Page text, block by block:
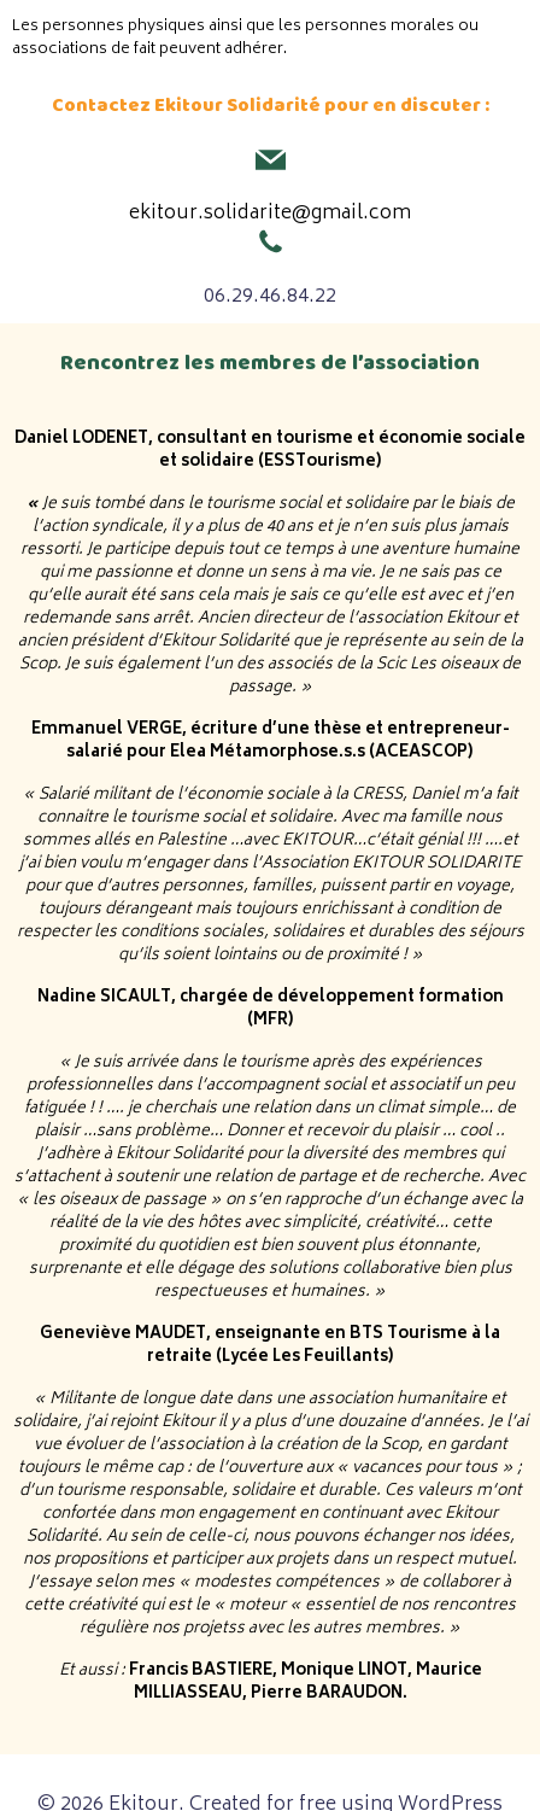
Les personnes physiques ainsi que les personnes morales ou
associations de fait peuvent adhérer.
Contactez Ekitour Solidarité pour en discuter :
ekitour.solidarite@gmail.com
06.29.46.84.22
Rencontrez les membres de l’association
Daniel LODENET, consultant en tourisme et économie sociale
et solidaire (ESSTourisme)
«Je suis tombé dans le tourisme social et solidaire par le biais de
l’action syndicale, il y a plus de 40 ans et je n’en suis plus jamais
ressorti. Je participe depuis tout ce temps à une aventure humaine
qui me passionne et donne un sens à ma vie. Je ne sais pas ce
qu’elle aurait été sans cela mais je sais ce qu’elle est avec et j’en
redemande sans arrêt. Ancien directeur de l’association Ekitour et
ancien président d’Ekitour Solidarité que je représente au sein de la
Scop. Je suis également l’un des associés de la Scic Les oiseaux de
passage. »
Emmanuel VERGE, écriture d’une thèse et entrepreneur-
salarié pour Elea Métamorphose.s.s (ACEASCOP)
« Salarié militant de l’économie sociale à la CRESS, Daniel m’a fait
connaitre le tourisme social et solidaire. Avec ma famille nous
sommes allés en Palestine …avec EKITOUR…c’était génial !!! ….et
j’ai bien voulu m’engager dans l’Association EKITOUR SOLIDARITE
pour que d’autres personnes, familles, puissent partir en voyage,
toujours dérangeant mais toujours enrichissant à condition de
respecter les conditions sociales, solidaires et durables des séjours
qu’ils soient lointains ou de proximité ! »
Nadine SICAULT, chargée de développement formation
(MFR)
« Je suis arrivée dans le tourisme après des expériences
professionnelles dans l’accompagnent social et associatif un peu
fatiguée ! ! …. je cherchais une relation dans un climat simple… de
plaisir …sans problème… Donner et recevoir du plaisir … cool ..
J’adhère à Ekitour Solidarité pour la diversité des membres qui
s’attachent à soutenir une relation de partage et de recherche. Avec
« les oiseaux de passage » on s’en rapproche d’un échange avec la
réalité de la vie des hôtes avec simplicité, créativité… cette
proximité du quotidien est bien souvent plus étonnante,
surprenante et elle dégage des solutions collaborative bien plus
respectueuses et humaines. »
Geneviève MAUDET, enseignante en BTS Tourisme à la
retraite (Lycée Les Feuillants)
« Militante de longue date dans une association humanitaire et
solidaire, j’ai rejoint Ekitour il y a plus d’une douzaine d’années. Je l’ai
vue évoluer de l’association à la création de la Scop, en gardant
toujours le même cap : de l’ouverture aux « vacances pour tous » ;
d’un tourisme responsable, solidaire et durable. Ces valeurs m’ont
confortée dans mon engagement en continuant avec Ekitour
Solidarité. Au sein de celle-ci, nous pouvons échanger nos idées,
nos propositions et participer aux projets dans un respect mutuel.
J’essaye selon mes « modestes compétences » de collaborer à
cette créativité qui est le « moteur « essentiel de nos rencontres
régulière nos projetss avec les autres membres. »
Et aussi :Francis BASTIERE, Monique LINOT, Maurice
MILLIASSEAU, Pierre BARAUDON.